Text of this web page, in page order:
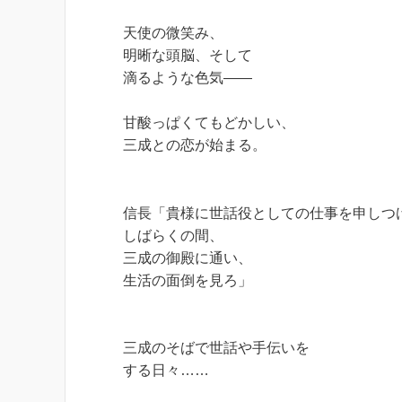
天使の微笑み、
明晰な頭脳、そして
滴るような色気――
甘酸っぱくてもどかしい、
三成との恋が始まる。
信長「貴様に世話役としての仕事を申しつ
しばらくの間、
三成の御殿に通い、
生活の面倒を見ろ」
三成のそばで世話や手伝いを
する日々……